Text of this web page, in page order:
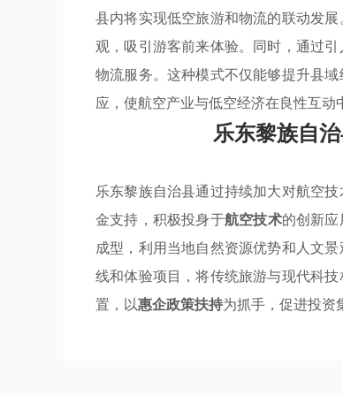
县内将实现低空旅游和物流的联动发
观，吸引游客前来体验。同时，通过
物流服务。这种模式不仅能够提升县
应，使航空产业与低空经济在良性互动
乐东黎族自
乐东黎族自治县通过持续加大对航空技
金支持，积极投身于航空技术的创新
成型，利用当地自然资源优势和人文
线和体验项目，将传统旅游与现代科
置，以惠企政策扶持为抓手，促进投资